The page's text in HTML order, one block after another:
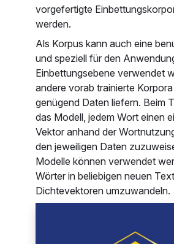
vorgefertigte
werden.
Als Korpus kann auch eine
und speziell für den
Einbettungsebene verwendet
andere vorab trainierte
genügend Daten liefern. Beim
das Modell, jedem Wort einen
Vektor anhand der
den jeweiligen Daten
Modelle können verwendet
Wörter in beliebigen neuen
Dichtevektoren umzuwandeln.